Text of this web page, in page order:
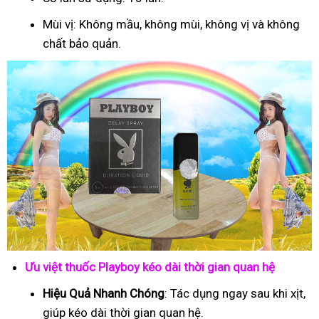
Mùi vị: Không mầu, không mùi, không vị và không
chất bảo quản.
Ưu việt thuốc Playboy kéo dài thời gian quan hệ
Hiệu Quả Nhanh Chóng: Tác dụng ngay sau khi xịt,
giúp kéo dài thời gian quan hệ.